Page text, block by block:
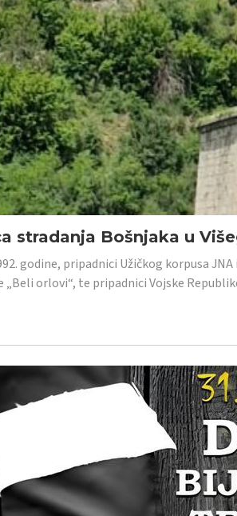
stradanja Bošnjaka u
godine, pripadnici Užičkog korpusa
orlovi“, te pripadnici Vojske